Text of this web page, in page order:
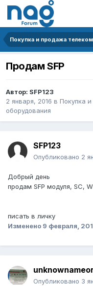
Продам SFP
Автор: SFP123
2 января, 2016 в Покупка
оборудования
SFP123
Опубликовано 2
Добрый день
продам SFP модуля, SC,
писать в личку
Изменено 9 февраля,
Опубликовано 3